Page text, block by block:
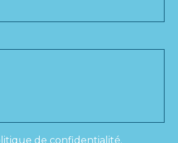
de confidentialité.